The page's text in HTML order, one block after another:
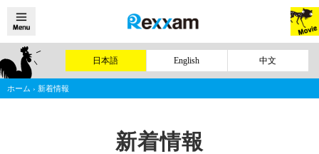
日本語 English 中文
ホーム › 新着情報
新着情報